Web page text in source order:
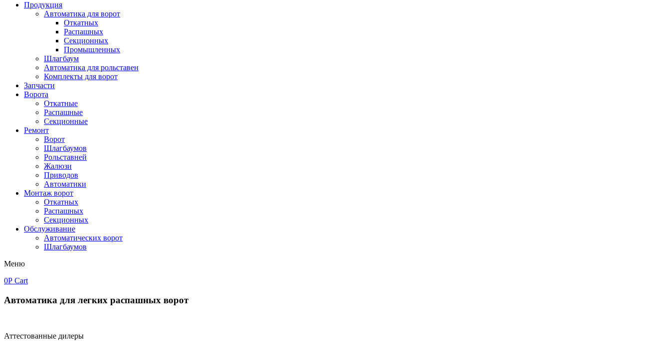
Продукция
Автоматика для ворот
Откатных
Распашных
Секционных
Промышленных
Шлагбаум
Автоматика для рольставен
Комплекты для ворот
Запчасти
Ворота
Откатные
Распашные
Секционные
Ремонт
Ворот
Шлагбаумов
Рольставней
Жалюзи
Приводов
Автоматики
Монтаж ворот
Откатных
Распашных
Секционных
Обслуживание
Автоматических ворот
Шлагбаумов
Меню
0Р Cart
Автоматика для легких распашных ворот
Аттестованные дилеры